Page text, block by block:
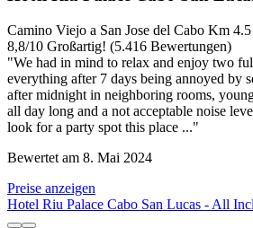
Camino Viejo a San Jose del Cabo Km
8,8/10 Großartig! (5.416 Bewertungen)
"We had in mind to relax and enjoy two
everything after 7 days being annoyed by
after midnight in neighboring rooms,
all day long and a not acceptable noise
look for a party spot this place ..."
Bewertet am 8. Mai 2024
Preise anzeigen
Hotel Riu Palace Cabo San Lucas - All